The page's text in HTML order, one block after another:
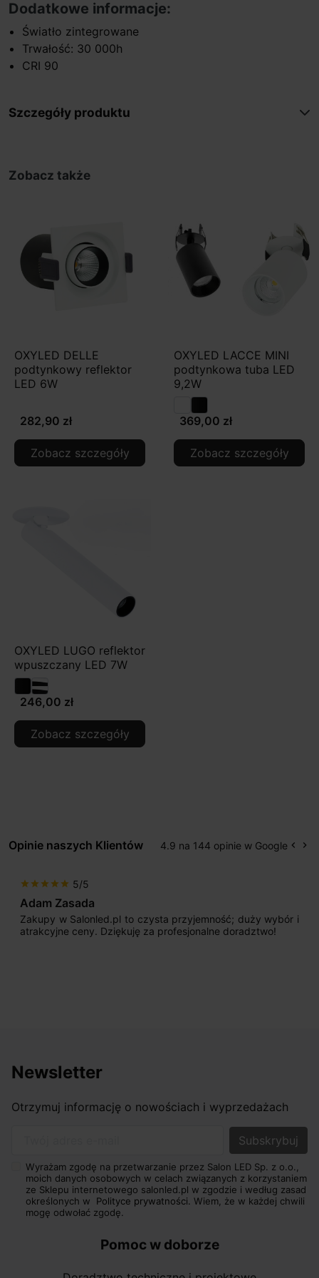
Dodatkowe informacje:
Światło zintegrowane
Trwałość: 30 000h
CRI 90
Szczegóły produktu
Zobacz także
OXYLED DELLE
podtynkowy reflektor
LED 6W
282,90 zł
Zobacz szczegóły
OXYLED LACCE MINI
podtynkowa tuba LED
9,2W
369,00 zł
Zobacz szczegóły
OXYLED LUGO reflektor
wpuszczany LED 7W
246,00 zł
Zobacz szczegóły
Opinie naszych Klientów 4.9 na 144 opinie w Google keyboard_arrow_left keyboard_arrow_right
star star star star star 5/5
Adam Zasada
Zakupy w Salonled.pl to czysta przyjemność; duży wybór i
atrakcyjne ceny. Dziękuję za profesjonalne doradztwo!
Newsletter
Otrzymuj informację o nowościach i wyprzedażach
Wyrażam zgodę na przetwarzanie przez Salon LED Sp. z o.o.,
moich danych osobowych w celach związanych z korzystaniem
ze Sklepu internetowego salonled.pl w zgodzie i według zasad
określonych w Polityce prywatności. Wiem, że w każdej chwili
mogę odwołać zgodę.
Pomoc w doborze